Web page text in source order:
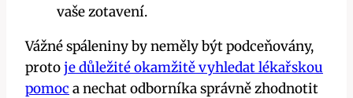
vaše zotavení.
Vážné spáleniny by neměly být podceňovány,
protoje důležité okamžitě vyhledat lékařskou
pomoc a nechat odborníka správně zhodnotit